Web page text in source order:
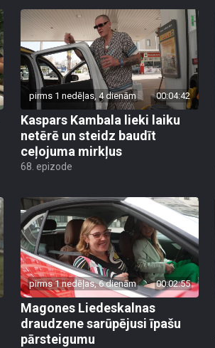
pirms 1 nedēļas, 4 dienām 00:04:42
Kaspars Kambala lieki laiku
netērē un steidz baudīt
ceļojuma mirkļus
68. epizode
pirms 1 nedēļas, 6 dienām 00:02:55
Magones Liedeskalnas
draudzene sarūpējusi īpašu
pārsteigumu